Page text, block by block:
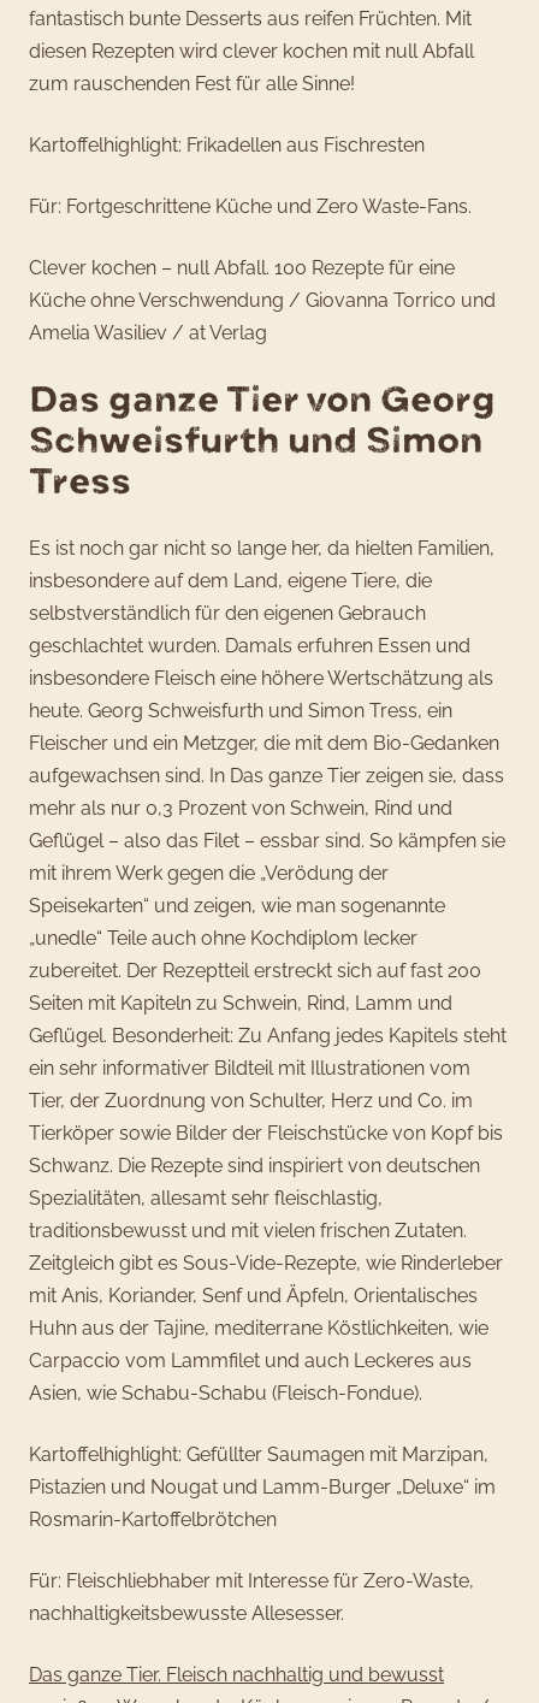
fantastisch bunte Desserts aus reifen Früchten. Mit
diesen Rezepten wird clever kochen mit null Abfall
zum rauschenden Fest für alle Sinne!
Kartoffelhighlight: Frikadellen aus Fischresten
Für: Fortgeschrittene Küche und Zero Waste-Fans.
Clever kochen – null Abfall. 100 Rezepte für eine
Küche ohne Verschwendung / Giovanna Torrico und
Amelia Wasiliev / at Verlag
Das ganze Tier von Georg
Schweisfurth und Simon
Tress
Es ist noch gar nicht so lange her, da hielten Familien,
insbesondere auf dem Land, eigene Tiere, die
selbstverständlich für den eigenen Gebrauch
geschlachtet wurden. Damals erfuhren Essen und
insbesondere Fleisch eine höhere Wertschätzung als
heute. Georg Schweisfurth und Simon Tress, ein
Fleischer und ein Metzger, die mit dem Bio-Gedanken
aufgewachsen sind. In Das ganze Tier zeigen sie, dass
mehr als nur 0,3 Prozent von Schwein, Rind und
Geflügel – also das Filet – essbar sind. So kämpfen sie
mit ihrem Werk gegen die „Verödung der
Speisekarten“ und zeigen, wie man sogenannte
„unedle“ Teile auch ohne Kochdiplom lecker
zubereitet. Der Rezeptteil erstreckt sich auf fast 200
Seiten mit Kapiteln zu Schwein, Rind, Lamm und
Geflügel. Besonderheit: Zu Anfang jedes Kapitels steht
ein sehr informativer Bildteil mit Illustrationen vom
Tier, der Zuordnung von Schulter, Herz und Co. im
Tierköper sowie Bilder der Fleischstücke von Kopf bis
Schwanz. Die Rezepte sind inspiriert von deutschen
Spezialitäten, allesamt sehr fleischlastig,
traditionsbewusst und mit vielen frischen Zutaten.
Zeitgleich gibt es Sous-Vide-Rezepte, wie Rinderleber
mit Anis, Koriander, Senf und Äpfeln, Orientalisches
Huhn aus der Tajine, mediterrane Köstlichkeiten, wie
Carpaccio vom Lammfilet und auch Leckeres aus
Asien, wie Schabu-Schabu (Fleisch-Fondue).
Kartoffelhighlight: Gefüllter Saumagen mit Marzipan,
Pistazien und Nougat und Lamm-Burger „Deluxe“ im
Rosmarin-Kartoffelbrötchen
Für: Fleischliebhaber mit Interesse für Zero-Waste,
nachhaltigkeitsbewusste Allesesser.
Das ganze Tier. Fleisch nachhaltig und bewusst